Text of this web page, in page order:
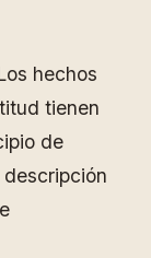
hechos
tienen
de